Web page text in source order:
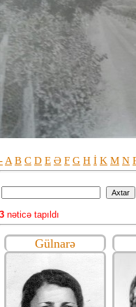
- A B C D E Ə F G H İ K M N
3 nəticə tapıldı
Gülnarə